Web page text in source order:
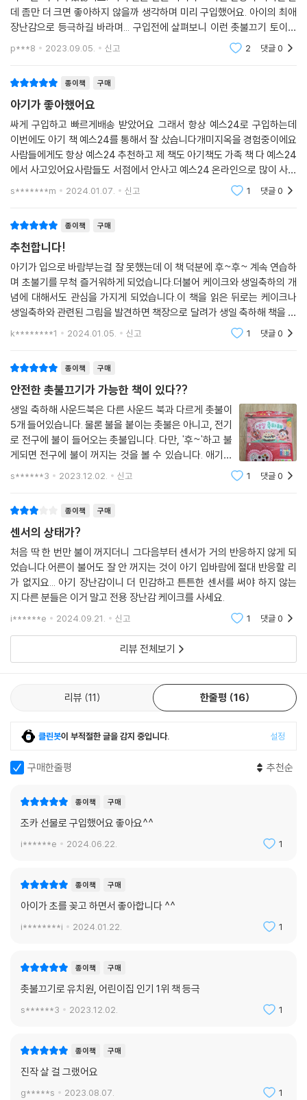
데 좀만 더 크면 좋아하지 않을까 생각하며 미리 구입했어요. 아이의 최애
장난감으로 등극하길 바라며... 구입전에 살펴보니 이런 촛불끄기 토이북
이 다른 출판사에서 나온 것도 있던데 책안쪽 그림 색감이나 내용이 블루
래빗에서 나온
p***8 2023.09.05. 신고 2 댓글0
종이책 구매
아기가 좋아했어요
싸게 구입하고 빠르게배송 받았어요 그래서 항상 예스24로 구입하는데
이번에도 아기 책 예스24를 통해서 잘 샀습니다개미지옥을 경험중이에요
사람들에게도 항상 예스24 추천하고 제 책도 아기책도 가족 책 다 예스24
에서 사고있어요사람들도 서점에서 안사고 예스24 온라인으로 많이 사는
것같아요 이유가있어요 ! 앞으로도 아기 책은 계속해서 커갈때까지 살것
s*******m 2024.01.07. 신고 1 댓글0
종이책 구매
추천합니다!
아기가 입으로 바람부는걸 잘 못했는데 이 책 덕분에 후~후~ 계속 연습하
며 초불기를 무척 즐거워하게 되었습니다.더불어 케이크와 생일축하의 개
념에 대해서도 관심을 가지게 되었습니다.이 책을 읽은 뒤로는 케이크나
생일축하와 관련된 그림을 발견하면 책장으로 달려가 생일 축하해 책을 꺼
내와 가지고 놉니다.아기자기한 그림책 내용으로 나와있는 초의 개수와 수
k********1 2024.01.05. 신고 1 댓글0
종이책 구매
안전한 촛불끄기가 가능한 책이 있다??
생일 축하해 사운드북은 다른 사운드 북과 다르게 촛불이
5개 들어있습니다. 물론 불을 붙이는 촛불은 아니고, 전기
로 전구에 불이 들어오는 촛불입니다. 다만, '후~'하고 불
게되면 전구에 불이 꺼지는 것을 볼 수 있습니다. 애기들
이 가장 좋아하는 행동이 촛불 불 끄는것인데 불 없이 안
s******3 2023.12.02. 신고 1 댓글0
종이책 구매
센서의 상태가?
처음 딱 한 번만 불이 꺼지더니 그다음부터 센서가 거의 반응하지 않게 되
었습니다.어른이 불어도 잘 안 꺼지는 것이 아기 입바람에 절대 반응할 리
가 없지요... 아기 장난감이니 더 민감하고 튼튼한 센서를 써야 하지 않는
지.다른 분들은 이거 말고 전용 장난감 케이크를 사세요.
i******e 2024.09.21. 신고 1 댓글0
리뷰 전체보기
리뷰 11 한줄평 16
클린봇이 부적절한 글을 감지 중입니다. 설정
구매한줄평 추천순
종이책 구매
조카 선물로 구입했어요 좋아요^^
i******e 2024.06.22. 1
종이책 구매
아이가 초를 꽂고 하면서 좋아합니다 ^^
i********i 2024.01.22. 1
종이책 구매
촛불끄기로 유치원, 어린이집 인기 1위 책 등극
s******3 2023.12.02. 1
종이책 구매
진작 살 걸 그랬어요
g*****s 2023.08.07. 1